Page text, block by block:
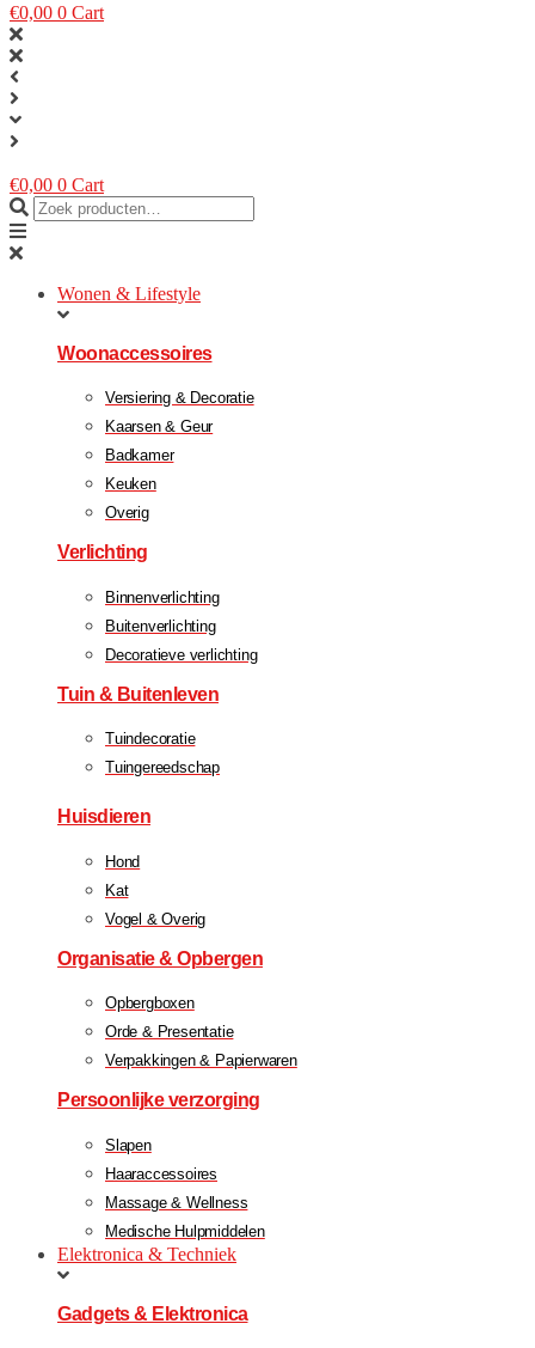
€0,00 0 Cart
€0,00 0 Cart
Wonen & Lifestyle
Woonaccessoires
Versiering & Decoratie
Kaarsen & Geur
Badkamer
Keuken
Overig
Verlichting
Binnenverlichting
Buitenverlichting
Decoratieve verlichting
Tuin & Buitenleven
Tuindecoratie
Tuingereedschap
Huisdieren
Hond
Kat
Vogel & Overig
Organisatie & Opbergen
Opbergboxen
Orde & Presentatie
Verpakkingen & Papierwaren
Persoonlijke verzorging
Slapen
Haaraccessoires
Massage & Wellness
Medische Hulpmiddelen
Elektronica & Techniek
Gadgets & Elektronica